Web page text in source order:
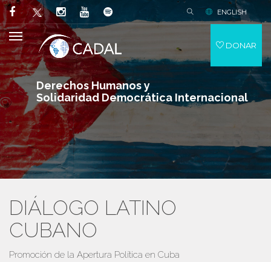
Derechos Humanos y
Solidaridad Democrática Internacional
ENGLISH
DONAR
DIÁLOGO LATINO
CUBANO
Promoción de la Apertura Política en Cuba